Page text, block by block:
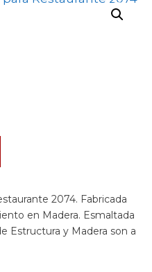
2074. Fabricada
en Madera. Esmaltada
Estructura y Madera son a